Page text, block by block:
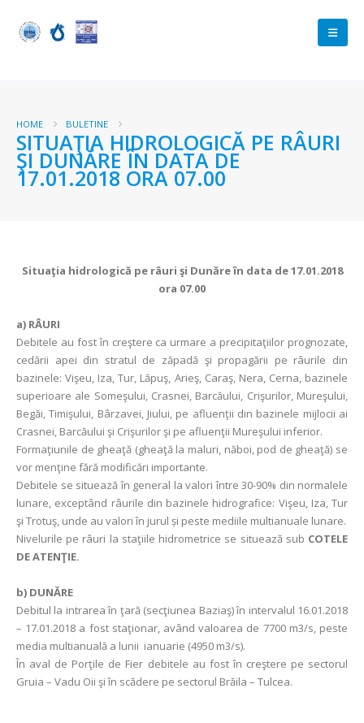
HOME BULETINE
SITUAŢIA HIDROLOGICĂ PE RÂURI
ŞI DUNĂRE ÎN DATA DE
17.01.2018 ORA 07.00
Situaţia hidrologică pe râuri şi Dunăre în data de 17.01.2018
ora 07.00
a) RÂURI
Debitele au fost în creştere ca urmare a precipitaţiilor prognozate,
cedării apei din stratul de zăpadă şi propagării pe râurile din
bazinele: Vişeu, Iza, Tur, Lăpuş, Arieş, Caraş, Nera, Cerna, bazinele
superioare ale Someşului, Crasnei, Barcăului, Crişurilor, Mureşului,
Begăi, Timişului, Bârzavei, Jiului, pe afluenţii din bazinele mijlocii ai
Crasnei, Barcăului şi Crişurilor şi pe afluenţii Mureşului inferior.
Formaţiunile de gheaţă (gheaţă la maluri, năboi, pod de gheaţă) se
vor menţine fără modificări importante.
Debitele se situează în general la valori între 30-90% din normalele
lunare, exceptând râurile din bazinele hidrografice: Vişeu, Iza, Tur
şi Trotuş, unde au valori în jurul și peste mediile multianuale lunare.
Nivelurile pe râuri la staţiile hidrometrice se situează sub COTELE
DE ATENŢIE.
b) DUNĂRE
Debitul la intrarea în ţară (secţiunea Baziaş) în intervalul 16.01.2018
– 17.01.2018 a fost staţionar, având valoarea de 7700 m3/s, peste
media multianuală a lunii ianuarie (4950 m3/s).
În aval de Porţile de Fier debitele au fost în creştere pe sectorul
Gruia – Vadu Oii şi în scădere pe sectorul Brăila – Tulcea.